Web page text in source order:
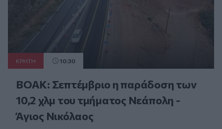
ΚΡΗΤΗ 10:30
ΒΟΑΚ: Σεπτέμβριο η παράδοση των
10,2 χλμ του τμήματος Νεάπολη -
Άγιος Νικόλαος